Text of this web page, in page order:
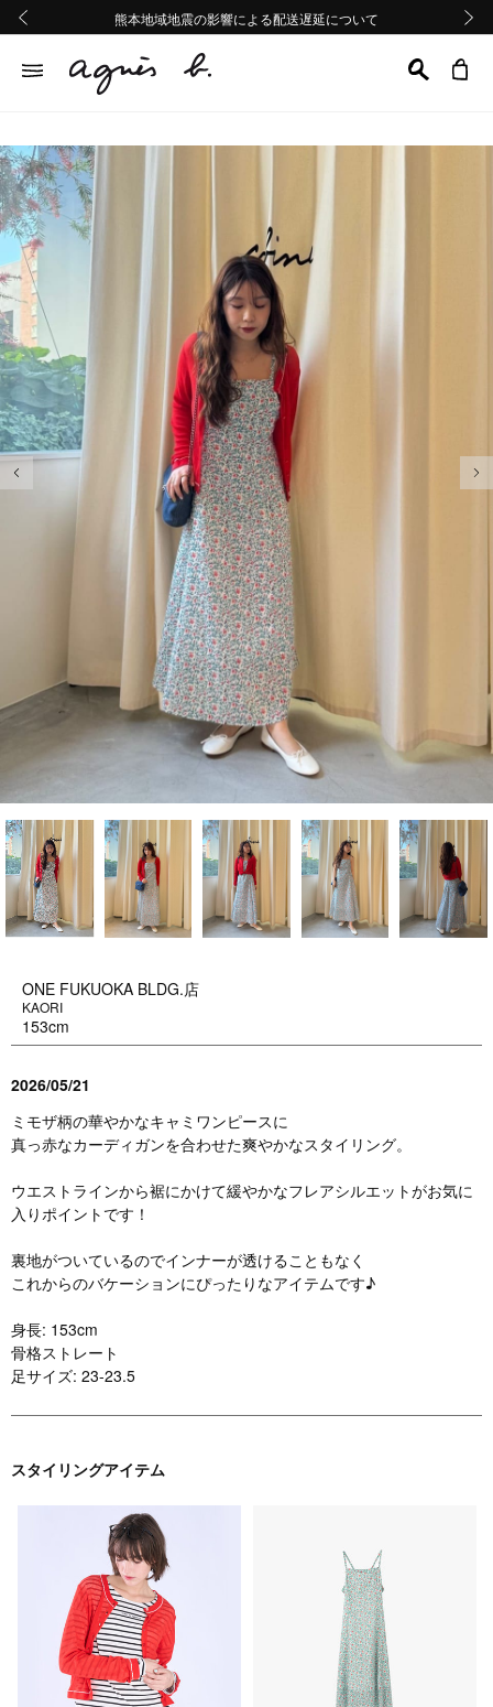
熊本地域地震の影響による配送遅延について
Summer Sale 2buy10%OFF!!
熊本地域地震の影響による配送遅延について
Summer Sale 2buy10%OFF!!
前の画像
ONE FUKUOKA BLDG.店
KAORI
153cm
2026/05/21
ミモザ柄の華やかなキャミワンピースに
真っ赤なカーディガンを合わせた爽やかなスタイリング。
ウエストラインから裾にかけて緩やかなフレアシルエットがお気に
入りポイントです！
裏地がついているのでインナーが透けることもなく
これからのバケーションにぴったりなアイテムです♪
身長: 153cm
骨格ストレート
足サイズ: 23-23.5
スタイリングアイテム